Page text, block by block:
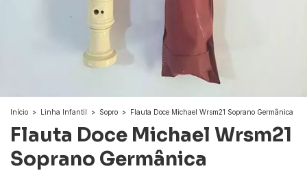
Início > Linha Infantil > Sopro > Flauta Doce Michael Wrsm21 Soprano Germânica
Flauta Doce Michael Wrsm21
Soprano Germânica